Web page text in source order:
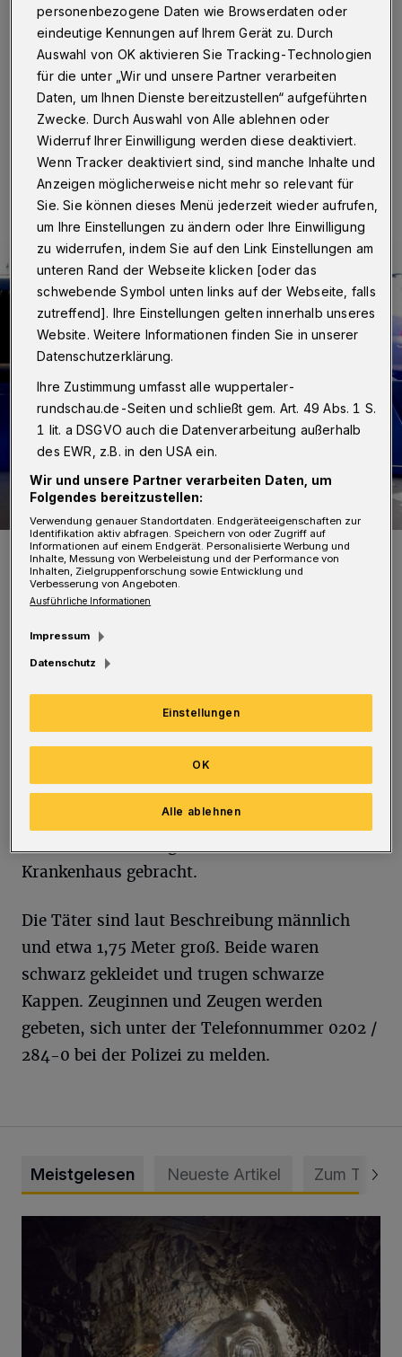
Wuppertal·Ein 19-Jähriger ist am Sonntag (25. Juli
2021) gegen 16 Uhr auf dem Görlitzer Platz in
Wichlinghausen überfallen worden.
26.07.2021 , 16:23 Uhr Eine Minute Lesezeit
Symbolbild.
Foto: Polizei / Jochen Tack
Männer unvermittelt Reizgas ins Gesicht. Sie
traten ihn und stahlen das Handy.
Anschließend entfernten sie sich „Richtung
Berliner Straße oder Trasse“. Der junge Mann
wurde zunächst vor Ort von Rettungskräften
Krankenhaus gebracht.
Die Täter sind laut Beschreibung männlich
und etwa 1,75 Meter groß. Beide waren
schwarz gekleidet und trugen schwarze
Kappen. Zeuginnen und Zeugen werden
gebeten, sich unter der Telefonnummer 0202 /
284-0 bei der Polizei zu melden.
Meistgelesen Neueste Artikel Zum Thema
personenbezogene Daten wie Browserdaten oder
eindeutige Kennungen auf Ihrem Gerät zu. Durch
Auswahl von OK aktivieren Sie Tracking-Technologien
für die unter „Wir und unsere Partner verarbeiten
Daten, um Ihnen Dienste bereitzustellen“ aufgeführten
Zwecke. Durch Auswahl von Alle ablehnen oder
Widerruf Ihrer Einwilligung werden diese deaktiviert.
Wenn Tracker deaktiviert sind, sind manche Inhalte und
Anzeigen möglicherweise nicht mehr so relevant für
Sie. Sie können dieses Menü jederzeit wieder aufrufen,
um Ihre Einstellungen zu ändern oder Ihre Einwilligung
zu widerrufen, indem Sie auf den Link Einstellungen am
unteren Rand der Webseite klicken [oder das
schwebende Symbol unten links auf der Webseite, falls
zutreffend]. Ihre Einstellungen gelten innerhalb unseres
Website. Weitere Informationen finden Sie in unserer
Datenschutzerklärung.
Ihre Zustimmung umfasst alle wuppertaler-
rundschau.de-Seiten und schließt gem. Art. 49 Abs. 1 S.
1 lit. a DSGVO auch die Datenverarbeitung außerhalb
des EWR, z.B. in den USA ein.
Wir und unsere Partner verarbeiten Daten, um
Folgendes bereitzustellen:
Verwendung genauer Standortdaten. Endgeräteeigenschaften zur
Identifikation aktiv abfragen. Speichern von oder Zugriff auf
Informationen auf einem Endgerät. Personalisierte Werbung und
Inhalte, Messung von Werbeleistung und der Performance von
Inhalten, Zielgruppenforschung sowie Entwicklung und
Verbesserung von Angeboten.
Ausführliche Informationen
Impressum
Datenschutz
Einstellungen
Alle ablehnen
OK